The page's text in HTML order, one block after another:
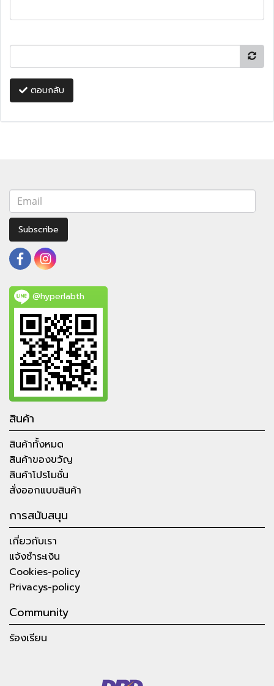
ตอบกลับ
Subscribe
@hyperlabth
สินค้า
สินค้าทั้งหมด
สินค้าของขวัญ
สินค้าโปรโมชั่น
สั่งออกแบบสินค้า
การสนับสนุน
เกี่ยวกับเรา
แจ้งชำระเงิน
Cookies-policy
Privacys-policy
Community
ร้องเรียน